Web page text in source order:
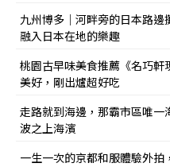
九州博多｜河畔旁的日本路
融入日本在地的樂趣
桃園古早味美食推薦《名巧
美好，剛出爐超好吃
走路就到海邊，那霸市區唯一
波之上海濱
一生一次的京都和服體驗外